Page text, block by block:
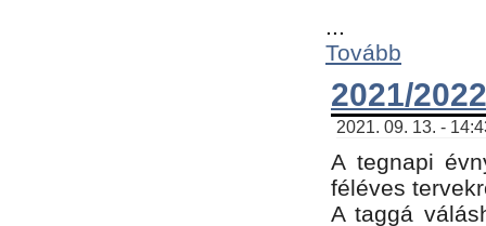
...
Tovább
2021/
2021. 09. 13. -
A tegnapi
féléves
A taggá